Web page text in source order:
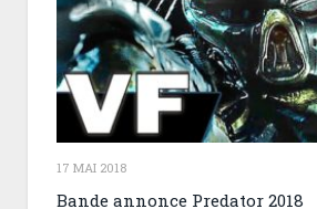
17 MAI 2018
Bande annonce Predator 2018